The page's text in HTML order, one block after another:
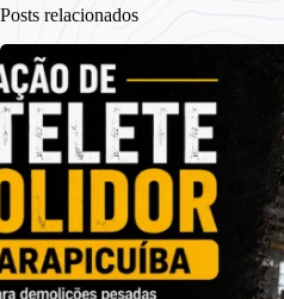
Posts relacionados